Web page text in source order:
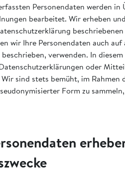
Personendaten werden
bearbeitet. Wir erheben
wir Ihre Personendaten auch auf
verwenden. In
oder
sind stets bemüht, im
Form zu